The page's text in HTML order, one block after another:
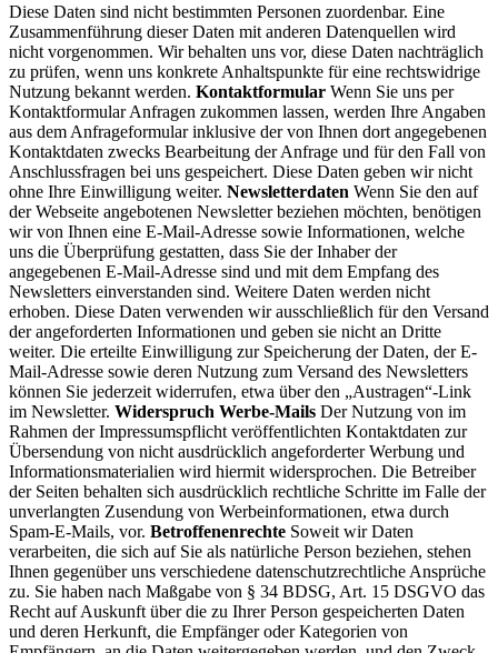
Diese Daten sind nicht bestimmten Personen zuordenbar. Eine
Zusammenführung dieser Daten mit anderen Datenquellen wird
nicht vorgenommen. Wir behalten uns vor, diese Daten nachträglich
zu prüfen, wenn uns konkrete Anhaltspunkte für eine rechtswidrige
Nutzung bekannt werden. Kontaktformular Wenn Sie uns per
Kontaktformular Anfragen zukommen lassen, werden Ihre Angaben
aus dem Anfrageformular inklusive der von Ihnen dort angegebenen
Kontaktdaten zwecks Bearbeitung der Anfrage und für den Fall von
Anschlussfragen bei uns gespeichert. Diese Daten geben wir nicht
ohne Ihre Einwilligung weiter. Newsletterdaten Wenn Sie den auf
der Webseite angebotenen Newsletter beziehen möchten, benötigen
wir von Ihnen eine E-Mail-Adresse sowie Informationen, welche
uns die Überprüfung gestatten, dass Sie der Inhaber der
angegebenen E-Mail-Adresse sind und mit dem Empfang des
Newsletters einverstanden sind. Weitere Daten werden nicht
erhoben. Diese Daten verwenden wir ausschließlich für den Versand
der angeforderten Informationen und geben sie nicht an Dritte
weiter. Die erteilte Einwilligung zur Speicherung der Daten, der E-
Mail-Adresse sowie deren Nutzung zum Versand des Newsletters
können Sie jederzeit widerrufen, etwa über den „Austragen“-Link
im Newsletter. Widerspruch Werbe-Mails Der Nutzung von im
Rahmen der Impressumspflicht veröffentlichten Kontaktdaten zur
Übersendung von nicht ausdrücklich angeforderter Werbung und
Informationsmaterialien wird hiermit widersprochen. Die Betreiber
der Seiten behalten sich ausdrücklich rechtliche Schritte im Falle der
unverlangten Zusendung von Werbeinformationen, etwa durch
Spam-E-Mails, vor. Betroffenenrechte Soweit wir Daten
verarbeiten, die sich auf Sie als natürliche Person beziehen, stehen
Ihnen gegenüber uns verschiedene datenschutzrechtliche Ansprüche
zu. Sie haben nach Maßgabe von § 34 BDSG, Art. 15 DSGVO das
Recht auf Auskunft über die zu Ihrer Person gespeicherten Daten
und deren Herkunft, die Empfänger oder Kategorien von